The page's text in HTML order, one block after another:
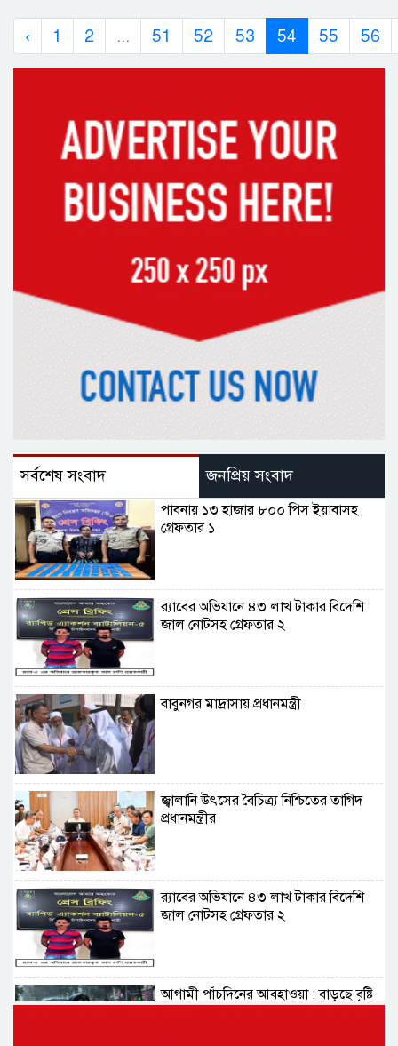
‹ 1 2 ... 51 52 53 54 55 56
সর্বশেষ সংবাদ জনপ্রিয় সংবাদ
পাবনায় ১৩ হাজার ৮০০ পিস ইয়াবাসহ
গ্রেফতার ১
র‌্যাবের অভিযানে ৪৩ লাখ টাকার বিদেশি
জাল নোটসহ গ্রেফতার ২
বাবুনগর মাদ্রাসায় প্রধানমন্ত্রী
জ্বালানি উৎসের বৈচিত্র্য নিশ্চিতের তাগিদ
প্রধানমন্ত্রীর
র‌্যাবের অভিযানে ৪৩ লাখ টাকার বিদেশি
জাল নোটসহ গ্রেফতার ২
আগামী পাঁচদিনের আবহাওয়া : বাড়ছে বৃষ্টি